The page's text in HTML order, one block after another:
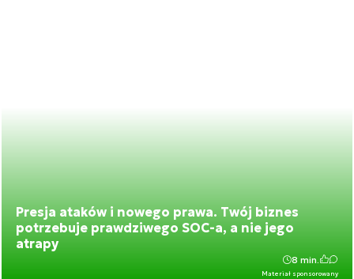
Presja ataków i nowego prawa. Twój biznes
potrzebuje prawdziwego SOC-a, a nie jego
atrapy
Materiał sponsorowany
8 min.